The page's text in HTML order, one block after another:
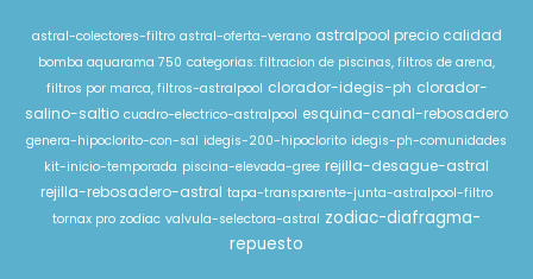
astral-colectores-filtro astral-oferta-verano astralpool precio calidad
bomba aquarama 750 categorias: filtracion de piscinas, filtros de arena,
filtros por marca, filtros-astralpool clorador-idegis-ph clorador-
salino-saltio cuadro-electrico-astralpool esquina-canal-rebosadero
genera-hipoclorito-con-sal idegis-200-hipoclorito idegis-ph-comunidades
kit-inicio-temporada piscina-elevada-gree rejilla-desague-astral
rejilla-rebosadero-astral tapa-transparente-junta-astralpool-filtro
tornax pro zodiac valvula-selectora-astral zodiac-diafragma-
repuesto